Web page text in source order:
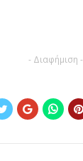
- Διαφήμιση -